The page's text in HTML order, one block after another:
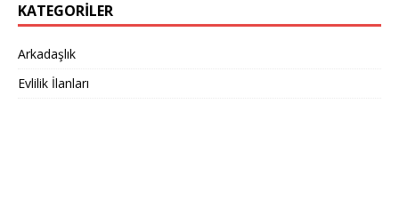
KATEGORILER
Arkadaşlık
Evlilik İlanları